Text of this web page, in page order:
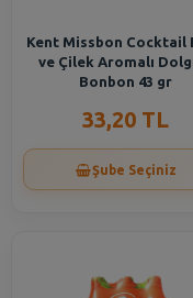
Kent Missbon Cocktail
ve Çilek Aromalı
Bonbon 43 gr
33,20 TL
Şube Seçiniz